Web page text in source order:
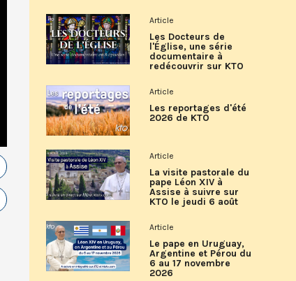
Article
Les Docteurs de
l'Église, une série
documentaire à
redécouvrir sur KTO
Article
Les reportages d'été
2026 de KTO
Article
La visite pastorale du
pape Léon XIV à
Assise à suivre sur
KTO le jeudi 6 août
Article
Le pape en Uruguay,
Argentine et Pérou du
6 au 17 novembre
2026